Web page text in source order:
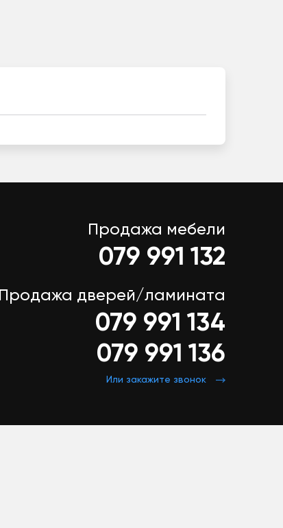
Продажа мебели
079 991 132
Продажа дверей/ламината
079 991 134
079 991 136
Или закажите звонок